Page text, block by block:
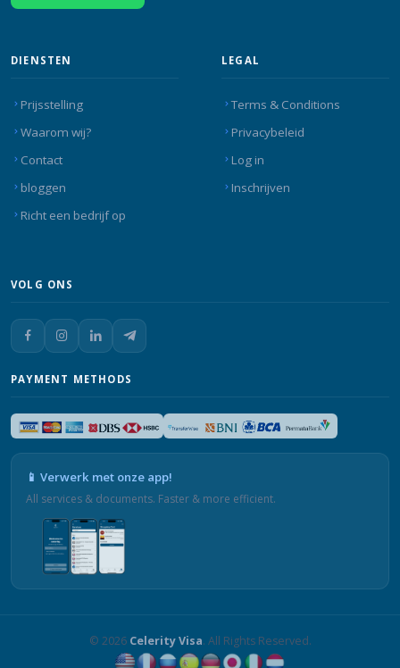
DIENSTEN
Prijsstelling
Waarom wij?
Contact
bloggen
Richt een bedrijf op
LEGAL
Terms & Conditions
Privacybeleid
Log in
Inschrijven
VOLG ONS
PAYMENT METHODS
📱 Verwerk met onze app!
All services & documents. Faster & more efficient.
© 2026 Celerity Visa. All Rights Reserved.